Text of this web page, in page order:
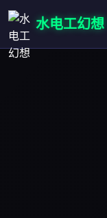
水电工幻想